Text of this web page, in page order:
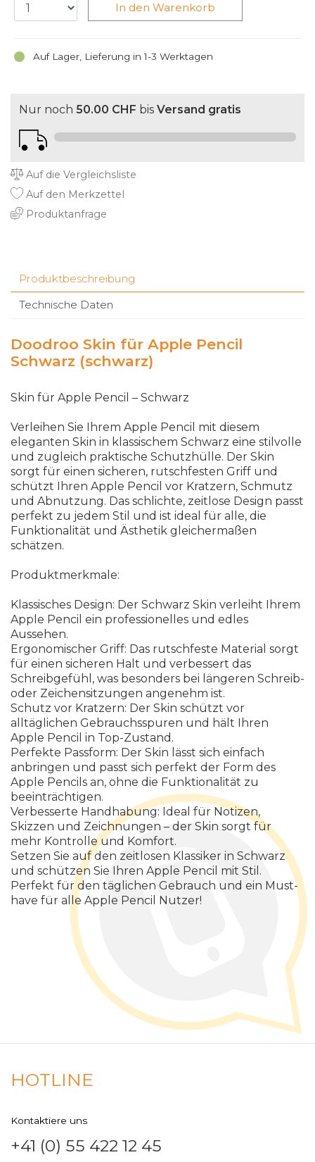
Auf Lager, Lieferung in 1-3 Werktagen
In den Warenkorb
Nur noch 50.00 CHF bis Versand gratis
Auf die Vergleichsliste
Auf den Merkzettel
Produktanfrage
Produktbeschreibung
Technische Daten
Doodroo Skin für Apple Pencil
Schwarz (schwarz)
Skin für Apple Pencil – Schwarz
Ver ei hen Sie I hrem App e Penci mit diesem
e eganten S kin in k assischem Schwarz eine sti vo e
und zug eich pra ktische Schutz hü e. Der S kin
sorgt für einen sicheren, rutschfesten Griff und
schützt I hren App e Penci vor Kratzern, Schmutz
und Abnutzung. Das sch ichte, zeit ose Design passt
perfe kt zu jedem Sti und ist idea für a e, die
Fun ktiona ität und Äst heti k g eichermaßen
schätzen.
Prod u ktmerkma e:
K assisches Design: Der Schwarz S kin ver ei ht I hrem
App e Penci ein professione es und ed es
Ausse hen.
Ergonomischer Griff: Das rutschfeste Materia sorgt
für einen sicheren Ha t und verbessert das
Schreibgefü h , was besonders bei ängeren Schreib-
oder Zeichensitzungen angene hm ist.
Schutz vor Kratzern: Der S kin schützt vor
a täg ichen Gebrauchsspuren und hä t I hren
App e Penci in Top-Zustand .
Perfe kte Passform: Der S kin ässt sich einfach
anbringen und passt sich perfe kt der Form des
App e Penci s an, o hne die Fun ktiona ität zu
beeinträchtigen.
Verbesserte Hand habung: Idea für Notizen,
S kizzen und Zeichnungen – der S kin sorgt für
me hr Kontro e und Komfort.
Setzen Sie auf den zeit osen K assi ker in Schwarz
und schützen Sie I hren App e Penci mit Sti .
Perfe kt für den täg ichen Gebrauch und ein Must-
have für a l e App e Penci Nutzer!
HOTLINE
Kontaktiere uns
+41 (0) 55 422 12 45